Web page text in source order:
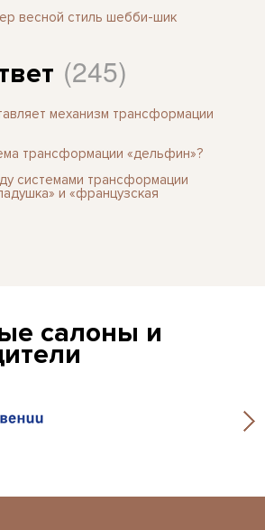
весной стиль шебби-шик
(245)
механизм трансформации
трансформации «дельфин»?
системами трансформации
и «французская
салоны и